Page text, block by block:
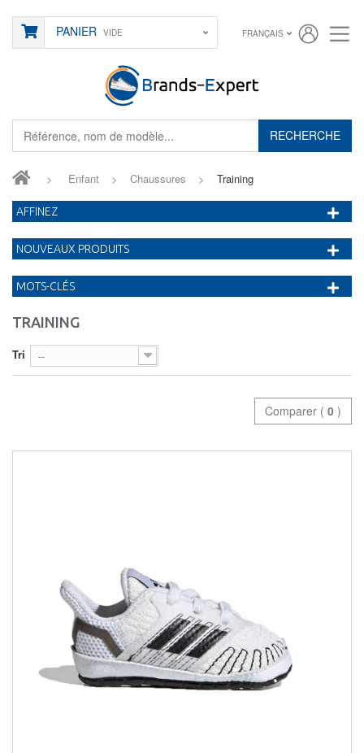
RECHERCHE
PANIER VIDE FRANÇAIS
> Enfant > Chaussures > Training
TRAINING
Tri --
Comparer ( 0 )
AFFINEZ
NOUVEAUX PRODUITS
MOTS-CLÉS